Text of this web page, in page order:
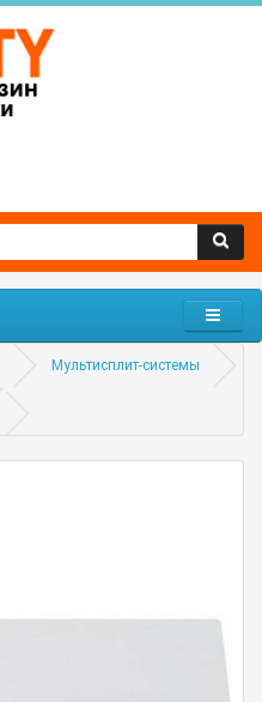
Мультисплит-системы